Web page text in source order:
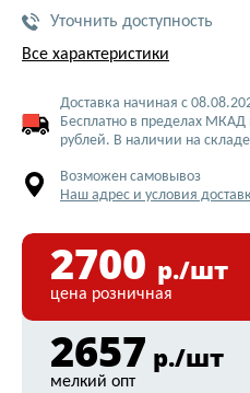
Уточнить доступность
Все характеристики
Доставка начиная с
Бесплатно в пределах МКАД
рублей. В наличии на
Возможен самовывоз
Наш адрес и условия
2700 р./шт
цена розничная
2657 р./шт
мелкий опт